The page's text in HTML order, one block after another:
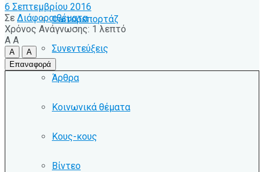
Φωτορεπορτάζ
Συνεντεύξεις
Άρθρα
Κοινωνικά θέματα
Κους-κους
Βίντεο
6 Σεπτεμβρίου 2016
Σε Διάφορα θέματα
Χρόνος Ανάγνωσης: 1 λεπτό
A A
A
A
Επαναφορά